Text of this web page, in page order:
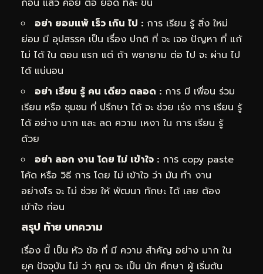
ก่อน แล้ว ค่อย ต่อ ยอด ทีละ ขั้น
อย่า ยอมแพ้ เร็ว เกิน ไป : การ เรียน รู้ สิ่ง ใหม่
ย่อม มี อุปสรรค เป็น เรื่อง ปกติ ที่ จะ เจอ ปัญหา ที่ แก้
ไม่ ได้ ใน ตอน แรก แต่ ถ้า พยายาม ต่อ ไป จะ ผ่าน ไป
ได้ แน่นอน
อย่า เรียน รู้ คน เดียว ตลอด : การ มี เพื่อน ร่วม
เรียน หรือ ชุมชน ที่ ปรึกษา ได้ จะ ช่วย เร่ง การ เรียน รู้
ได้ อย่าง มาก และ ลด ความ เหงา ใน การ เรียน รู้
ด้วย
อย่า ลอก งาน โดย ไม่ เข้าใจ : การ copy paste
โค้ด หรือ วิธี การ โดย ไม่ เข้าใจ ว่า มัน ทำ งาน
อย่างไร จะ ไม่ ช่วย ให้ พัฒนา ทักษะ ได้ เลย ต้อง
เข้าใจ ก่อน
สรุป ท้าย บทความ
เรื่อง นี้ เป็น หัว ข้อ ที่ มี ความ สำคัญ อย่าง มาก ใน
ยุค ปัจจุบัน ไม่ ว่า คุณ จะ เป็น นัก ศึกษา ผู้ เริ่มต้น